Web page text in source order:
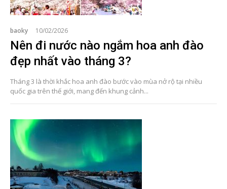
baoky 10/02/2026
Nên đi nước nào ngắm hoa anh đào
đẹp nhất vào tháng 3?
Tháng 3 là thời khắc hoa anh đào bước vào mùa nở rộ tại nhiều
quốc gia trên thế giới, mang đến khung cảnh...